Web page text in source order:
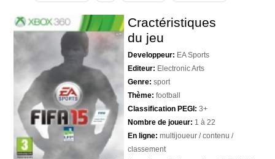
Cractéristiques
du jeu
Developpeur: EA Sports
Editeur: Electronic Arts
Genre: sport
Thème: football
Classification PEGI: 3+
Nombre de joueur: 1 à 22
En ligne: multijoueur / contenu /
classement